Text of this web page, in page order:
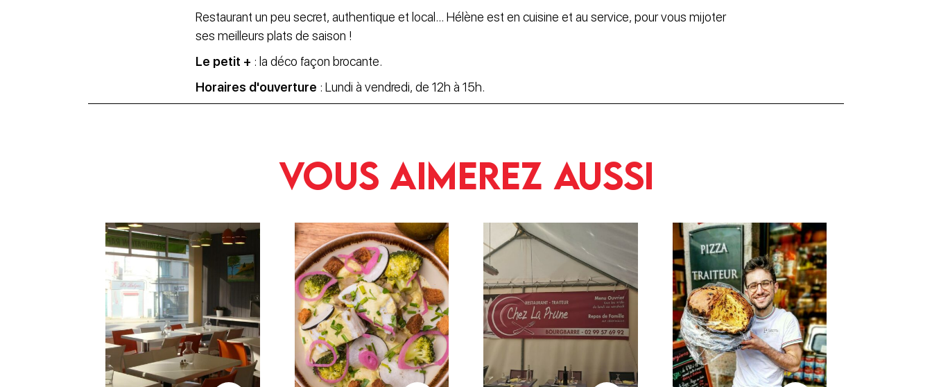
Restaurant un peu secret, authentique et local... Hélène est en cuisine et au service, pour vous mijoter
ses meilleurs plats de saison !
Le petit + : la déco façon brocante.
Horaires d'ouverture : Lundi à vendredi, de 12h à 15h.
Vous aimerez aussi